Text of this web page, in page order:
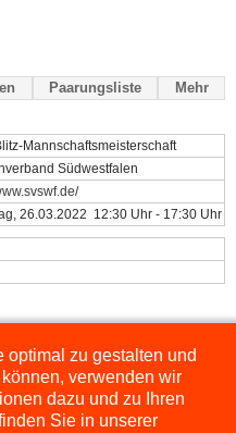
Paarungsliste Mehr
Mannschaftsmeisterschaft
Südwestfalen
26.03.2022 12:30 Uhr - 17:30 Uhr
optimal zu gestalten und
verwenden wir
dazu und zu Ihren
Sie in unserer